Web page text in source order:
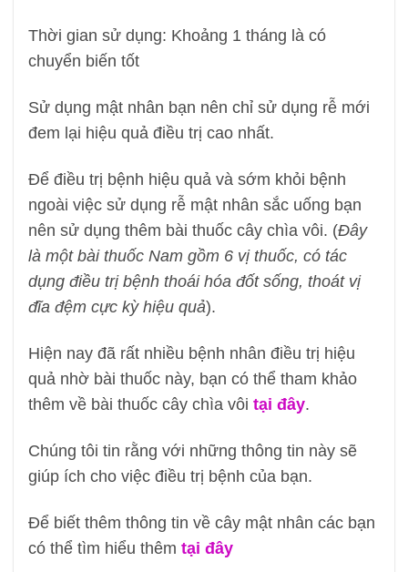
Thời gian sử dụng: Khoảng 1 tháng là có
chuyển biến tốt
Sử dụng mật nhân bạn nên chỉ sử dụng rễ mới
đem lại hiệu quả điều trị cao nhất.
Để điều trị bệnh hiệu quả và sớm khỏi bệnh
ngoài việc sử dụng rễ mật nhân sắc uống bạn
nên sử dụng thêm bài thuốc cây chìa vôi. (Đây
là một bài thuốc Nam gồm 6 vị thuốc, có tác
dụng điều trị bệnh thoái hóa đốt sống, thoát vị
đĩa đệm cực kỳ hiệu quả).
Hiện nay đã rất nhiều bệnh nhân điều trị hiệu
quả nhờ bài thuốc này, bạn có thể tham khảo
thêm về bài thuốc cây chìa vôi tại đây.
Chúng tôi tin rằng với những thông tin này sẽ
giúp ích cho việc điều trị bệnh của bạn.
Để biết thêm thông tin về cây mật nhân các bạn
có thể tìm hiểu thêm tại đây